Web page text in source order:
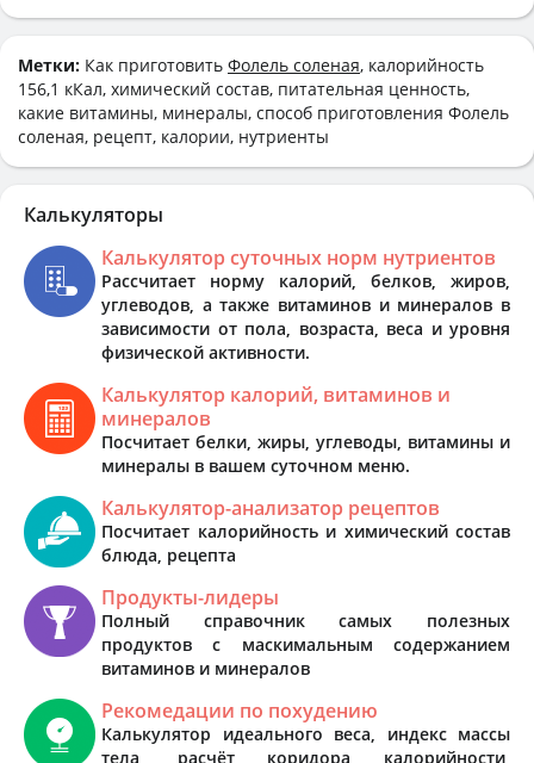
Метки: Как приготовить Фолель соленая, калорийность
156,1 кКал, химический состав, питательная ценность,
какие витамины, минералы, способ приготовления Фолель
соленая, рецепт, калории, нутриенты
Калькуляторы
Калькулятор суточных норм нутриентов
Рассчитает норму калорий, белков, жиров,
углеводов, а также витаминов и минералов в
зависимости от пола, возраста, веса и уровня
физической активности.
Калькулятор калорий, витаминов и
минералов
Посчитает белки, жиры, углеводы, витамины и
минералы в вашем суточном меню.
Калькулятор-анализатор рецептов
Посчитает калорийность и химический состав
блюда, рецепта
Продукты-лидеры
Полный справочник самых полезных
продуктов с маскимальным содержанием
витаминов и минералов
Рекомедации по похудению
Калькулятор идеального веса, индекс массы
тела, расчёт коридора калорийности,